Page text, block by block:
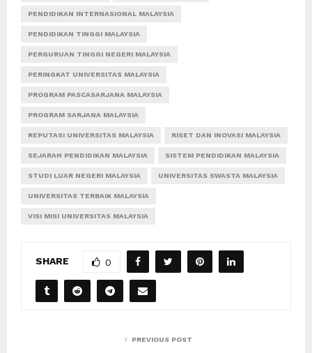
PENDIDIKAN INTERNASIONAL MALAYSIA
PENDIDIKAN TINGGI MALAYSIA
PERGURUAN TINGGI NEGERI MALAYSIA
PERINGKAT UNIVERSITAS MALAYSIA
PROGRAM PASCASARJANA MALAYSIA
PROGRAM SARJANA MALAYSIA
REPUTASI UNIVERSITAS MALAYSIA RISET DAN INOVASI MALAYSIA
SEJARAH PENDIDIKAN MALAYSIA SISTEM PENDIDIKAN MALAYSIA
STUDI LUAR NEGERI MALAYSIA UNIVERSITAS SWASTA MALAYSIA
UNIVERSITAS TERBAIK MALAYSIA
VISI MISI UNIVERSITAS MALAYSIA
SHARE 0
PREVIOUS POST